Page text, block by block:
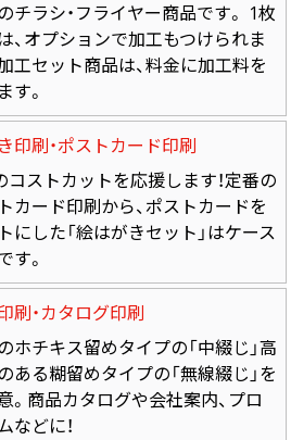
チラシ・フライヤー商品です。 1枚
、オプションで加工もつけられま
工セット商品は、料金に加工料を
す。
印刷・ポストカード印刷
コストカットを応援します！定番の
カード印刷から、ポストカードを
にした「絵はがきセット」はケース
す。
刷・カタログ印刷
ホチキス留めタイプの「中綴じ」高
ある糊留めタイプの「無線綴じ」を
。商品カタログや会社案内、プロ
などに！